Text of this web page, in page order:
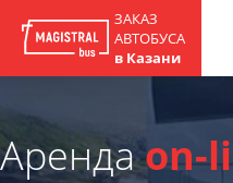
ЗАКАЗ
АВТОБУСА
в Казани
Арендаon-